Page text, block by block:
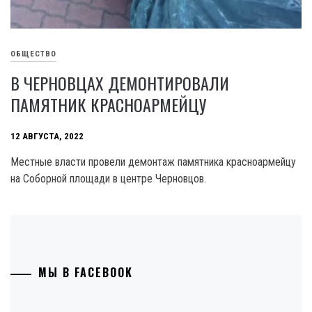
ОБЩЕСТВО
В ЧЕРНОВЦАХ ДЕМОНТИРОВАЛИ
ПАМЯТНИК КРАСНОАРМЕЙЦУ
12 АВГУСТА, 2022
Местные власти провели демонтаж памятника красноармейцу
на Соборной площади в центре Черновцов.
МЫ В FACEBOOK